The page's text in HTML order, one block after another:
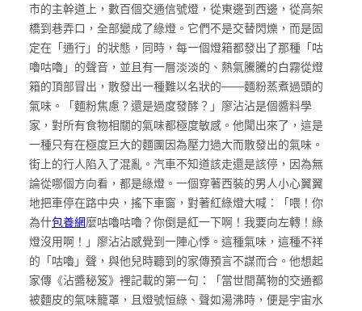
市的主幹道上，數百個交通信號燈，從東邊到西邊，從高架
橋到巷弄口，全部變成了綠燈。它們不是交替閃爍，而是固
定在「通行」的狀態，同時，每一個燈箱都發出了那種「咕
嚕咕嚕」的聲音，並且有一層淡淡的、熱氣騰騰的白霧從燈
箱的頂部冒出，散發出一種難以名狀的——麵粉蒸煮過頭的
氣味。「麵粉焦慮？還是過度發酵？」廖沾沾是個醬料學
家，對所有食物相關的氣味都極度敏感。他聞出來了，這是
一種只有在極度巨大的麵團因為壓力過大而散發出的氣味。
街上的行人陷入了混亂。汽車不知道該走還是該停，因為無
論從哪個方向看，都是綠燈。一個穿著西裝的男人小心翼翼
地把車停在路中央，搖下車窗，對著紅綠燈大喊：「喂！你
為什包養網麼咕嚕咕嚕？你倒是紅一下啊！我要向左轉！綠
燈沒用啊！」廖沾沾感覺到一陣心悸。這種氣味，這種不祥
的「咕嚕」聲，與他兒時聽到的家傳預言不謀而合。他想起
家傳《沾醬秘笈》裡記載的第一句：「當世間萬物的交通都
被麵皮的氣味籠罩，且燈號恒綠、聲如湯沸時，便是宇宙水